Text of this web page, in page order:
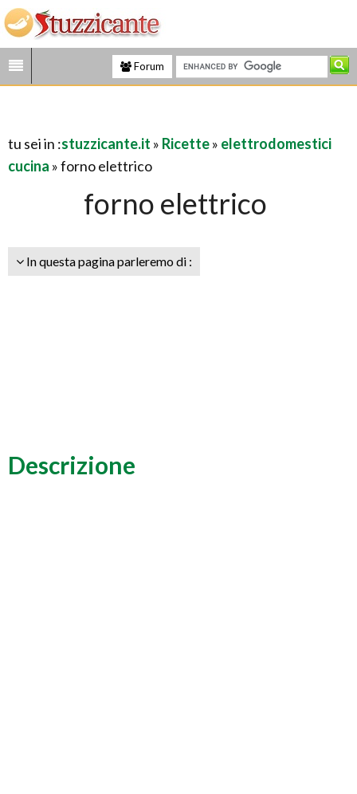
Forum
tu sei in :stuzzicante.it » Ricette» elettrodomestici
cucina » forno elettrico
forno elettrico
In questa pagina parleremo di :
Descrizione